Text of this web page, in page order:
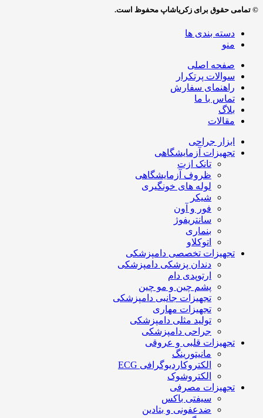
© تمامی حقوق برای زکریاشاپ محفوظ است.
دسته بندی ها
منو
صفحه اصلی
سوالات پرتکرار
راهنمای سفارش
تماس با ما
بلاگ
مقالات
ابزار جراحی
تجهیزات آزمایشگاهی
تانک ازت
ظروف آزمایشگاهی
لوله های خونگیری
شیکر
فور و آون
سانتریفوژ
بنماری
اتوکلاو
تجهیزات تخصصی دامپزشکی
دندان پزشکی دامپزشکی
ارتوپدی دام
پشم چین و مو چین
تجهیزات جانبی دامپزشکی
تجهیزات مهاری
تولید مثلی دامپزشکی
جراحی دامپزشکی
تجهیزات قلبی و عروقی
مانیتورینگ
الکتروکاردیوگرافی ECG
الکتروشوک
تجهیزات مصرفی
سیفتی باکس
ضدعفونی و بتادین